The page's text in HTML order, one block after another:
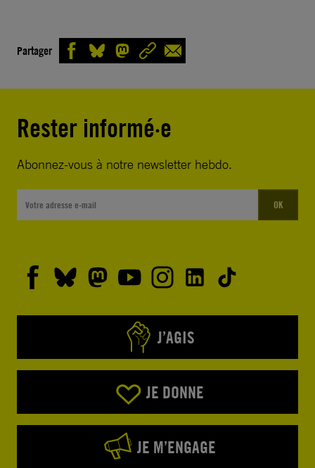
Partager
Rester informé·e
Abonnez-vous à notre newsletter hebdo.
OK
J’AGIS
JE DONNE
JE M’ENGAGE